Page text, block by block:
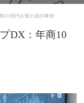
10億円企業の成功事例
DX：年商10